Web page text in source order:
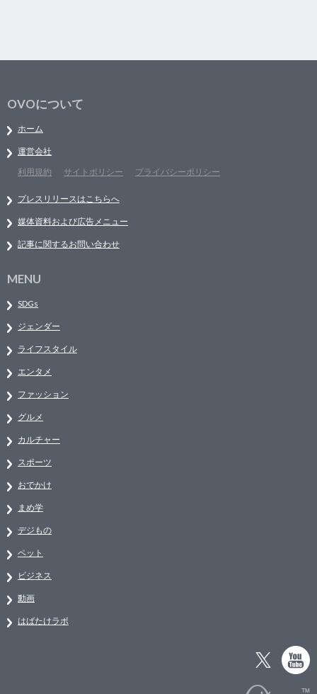
OVOについて
ホーム
運営会社
利用規約
サイトポリシー プライバシーポリシー
プレスリリースはこちらへ
媒体資料および広告メニュー
記事に関するお問い合わせ
MENU
SDGs
ジェンダー
ライフスタイル
エンタメ
ファッション
グルメ
カルチャー
スポーツ
おでかけ
まめ学
デジもの
ペット
ビジネス
動画
はばたけラボ